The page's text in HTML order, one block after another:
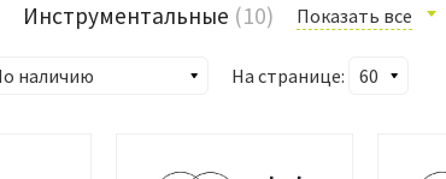
Инструментальные (10) Показать все
На странице: